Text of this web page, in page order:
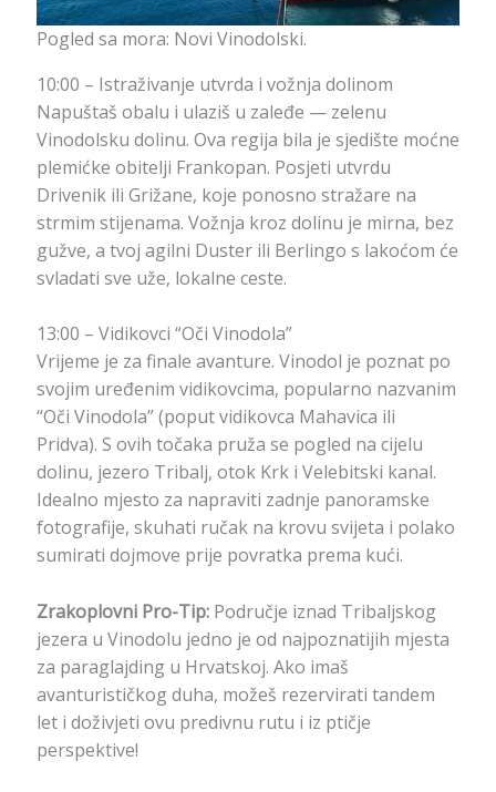
Pogled sa mora: Novi Vinodolski.
10:00 – Istraživanje utvrda i vožnja dolinom
Napuštaš obalu i ulaziš u zaleđe — zelenu
Vinodolsku dolinu. Ova regija bila je sjedište moćne
plemićke obitelji Frankopan. Posjeti utvrdu
Drivenik ili Grižane, koje ponosno stražare na
strmim stijenama. Vožnja kroz dolinu je mirna, bez
gužve, a tvoj agilni Duster ili Berlingo s lakoćom će
svladati sve uže, lokalne ceste.
13:00 – Vidikovci “Oči Vinodola”
Vrijeme je za finale avanture. Vinodol je poznat po
svojim uređenim vidikovcima, popularno nazvanim
“Oči Vinodola” (poput vidikovca Mahavica ili
Pridva). S ovih točaka pruža se pogled na cijelu
dolinu, jezero Tribalj, otok Krk i Velebitski kanal.
Idealno mjesto za napraviti zadnje panoramske
fotografije, skuhati ručak na krovu svijeta i polako
sumirati dojmove prije povratka prema kući.
Zrakoplovni Pro-Tip:Područje iznad Tribaljskog
jezera u Vinodolu jedno je od najpoznatijih mjesta
za paraglajding u Hrvatskoj. Ako imaš
avanturističkog duha, možeš rezervirati tandem
let i doživjeti ovu predivnu rutu i iz ptičje
perspektive!